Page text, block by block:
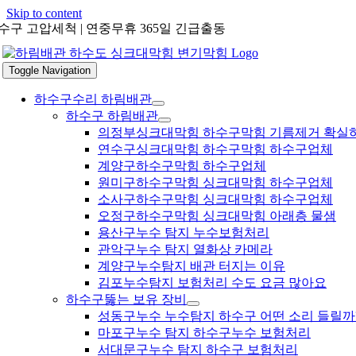
Skip to content
구 고압세척 | 연중무휴 365일 긴급출동
Toggle Navigation
하수구수리 하림배관
하수구 하림배관
의정부싱크대막힘 하수구막힘 기름제거 확실
연수구싱크대막힘 하수구막힘 하수구업체
계양구하수구막힘 하수구업체
원미구하수구막힘 싱크대막힘 하수구업체
소사구하수구막힘 싱크대막힘 하수구업체
오정구하수구막힘 싱크대막힘 아래층 물샘
용산구누수 탐지 누수보험처리
관악구누수 탐지 열화상 카메라
계양구누수탐지 배관 터지는 이유
김포누수탐지 보험처리 수도 요금 많아요
하수구뚫는 보유 장비
성동구누수 누수탐지 하수구 어떤 소리 들릴까
마포구누수 탐지 하수구누수 보험처리
서대문구누수 탐지 하수구 보험처리